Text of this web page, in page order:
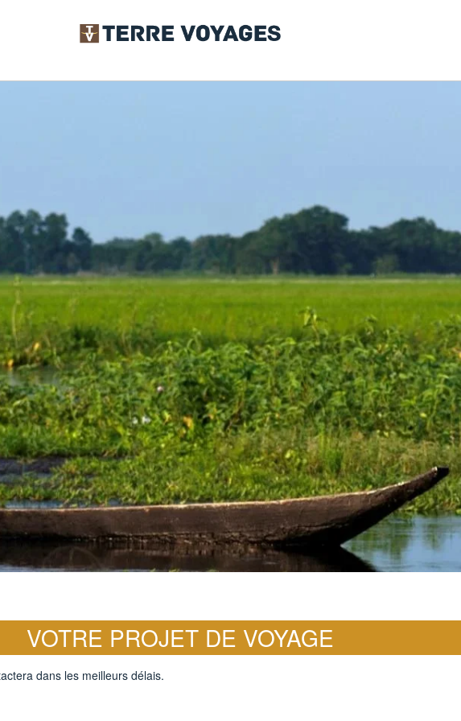
VOTRE PROJET DE VOYAGE
dans les meilleurs délais.